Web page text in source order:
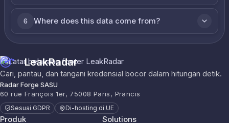
6 Where does this data come from?
LeakRadar
Cari, pantau, dan tangani kredensial bocor dalam hitungan detik.
Radar Forge SASU
60 rue François 1er, 75008 Paris, Prancis
Sesuai GDPR Di-hosting di UE
Produk Solutions